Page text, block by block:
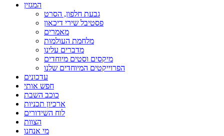
המגזין
גבעת חלפון, הסרט
פסטיבל שירי דיכאון
מאמרים
מלחמת העולמות
מדברים עלינו
מיקסים וסטים מיוחדים
הפרוייקטים המיוחדים שלנו
עדכונים
חפש אותי
כוכב השבת
ארכיון תכניות
לוח השידורים
הצוות
מי אנחנו